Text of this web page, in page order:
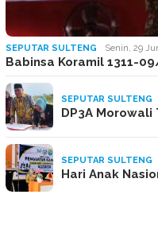
SEPUTAR SULTENG Senin, 29
Babinsa Koramil 1311-
SEPUTAR SULTENG
DP3A Morowali
SEPUTAR SULTENG
Hari Anak